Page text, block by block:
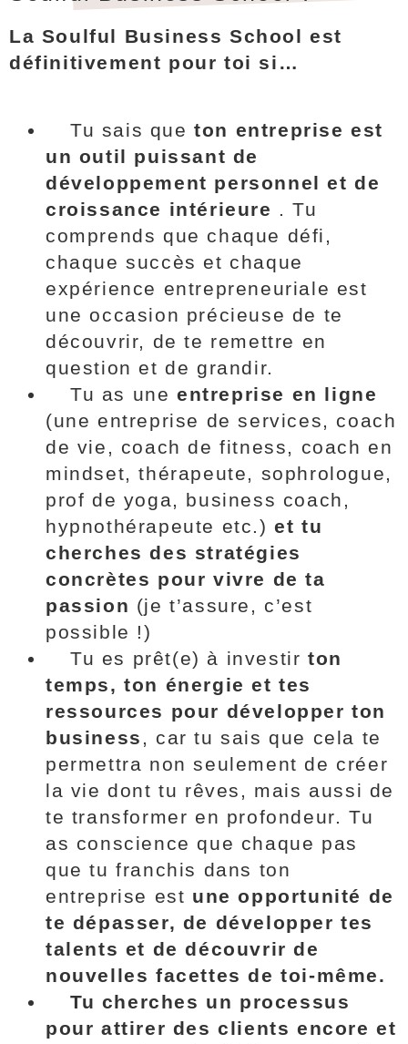
La Soulful Business School est
définitivement pour toi si…
Tu sais queton entreprise est
un outil puissant de
développement personnel et de
croissance intérieure . Tu
comprends que chaque défi,
chaque succès et chaque
expérience entrepreneuriale est
une occasion précieuse de te
découvrir, de te remettre en
question et de grandir.
Tu as une entreprise en ligne
(une entreprise de services, coach
de vie, coach de fitness, coach en
mindset, thérapeute, sophrologue,
prof de yoga, business coach,
hypnothérapeute etc.)et tu
cherches des stratégies
concrètes pour vivre de ta
passion (je t’assure, c’est
possible !)
Tu es prêt(e) à investir ton
temps, ton énergie et tes
ressources pour développer ton
business , car tu sais que cela te
permettra non seulement de créer
la vie dont tu rêves, mais aussi de
te transformer en profondeur. Tu
as conscience que chaque pas
que tu franchis dans ton
entreprise est une opportunité de
te dépasser, de développer tes
talents et de découvrir de
nouvelles facettes de toi-même.
Tu cherches un processus
pour attirer des clients encore et